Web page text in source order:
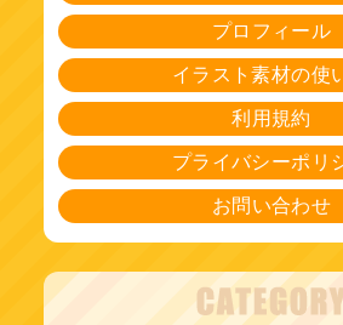
プロフィール
イラスト素材の使
利用規約
プライバシーポリ
お問い合わせ